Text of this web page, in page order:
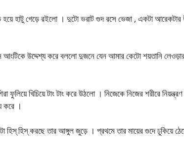
হয়ে হাটু গেড়ে রইলো । দুটো ভরাট গুদ রসে ভেজা , একটা আরেকটার
আংটিকে উদ্দেশ্য করে বললো দুজনে যেন আমার কেটো শয়তানি
ফুলিয়ে খিচিয়ে টাং টাং করে উঠলো । নিজেকে নিজের শরীরে
করে ।
হিস্ করছে তার আঙ্গুল জুড়ে । প্রথমে তার মায়ের গুদে ঢুকিয়ে